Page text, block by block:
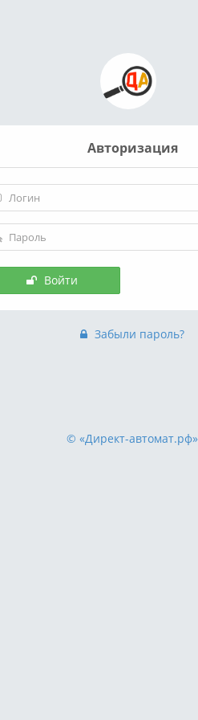
Авторизация
Войти
Забыли пароль?
© «Директ-автомат.рф»